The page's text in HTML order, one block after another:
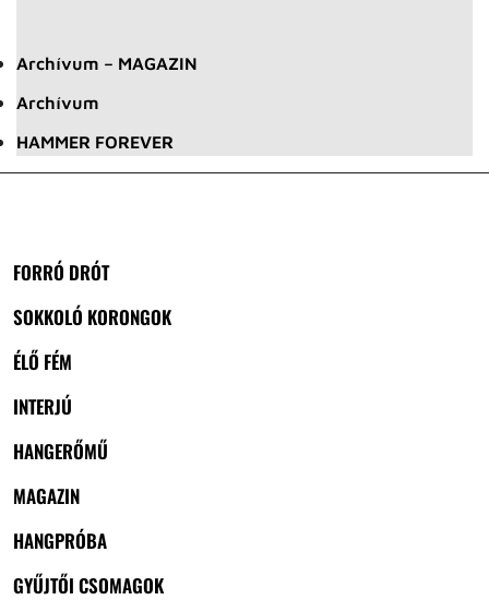
Archívum – MAGAZIN
Archívum
HAMMER FOREVER
FORRÓ DRÓT
SOKKOLÓ KORONGOK
ÉLŐ FÉM
INTERJÚ
HANGERŐMŰ
MAGAZIN
HANGPRÓBA
GYŰJTŐI CSOMAGOK